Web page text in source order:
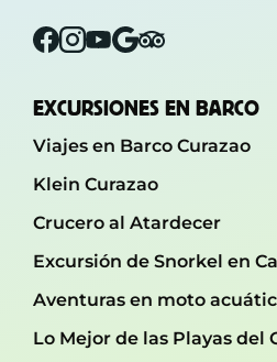
Facebook
Instagram
YouTube
GoogleTripadvisor
EXCURSIONES EN BARCO
Viajes en Barco Curazao
Klein Curazao
Crucero al Atardecer
Excursión de Snorkel en
Aventuras en moto
Lo Mejor de las Playas del